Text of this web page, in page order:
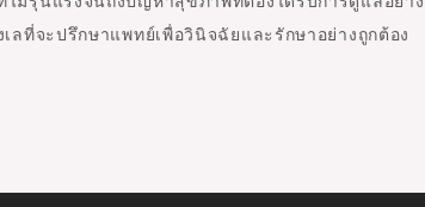
ที่จะปรึกษาแพทย์เพื่อวินิจฉัยและรักษาอย่างถูกต้อง